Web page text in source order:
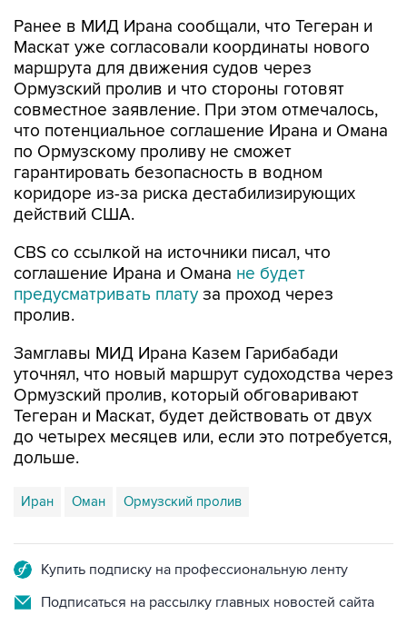
Ранее в МИД Ирана сообщали, что Тегеран и
Маскат уже согласовали координаты нового
маршрута для движения судов через
Ормузский пролив и что стороны готовят
совместное заявление. При этом отмечалось,
что потенциальное соглашение Ирана и Омана
по Ормузскому проливу не сможет
гарантировать безопасность в водном
коридоре из-за риска дестабилизирующих
действий США.
CBS со ссылкой на источники писал, что
соглашение Ирана и Омана не будет
предусматривать плату за проход через
пролив.
Замглавы МИД Ирана Казем Гарибабади
уточнял, что новый маршрут судоходства через
Ормузский пролив, который обговаривают
Тегеран и Маскат, будет действовать от двух
до четырех месяцев или, если это потребуется,
дольше.
Иран Оман Ормузский пролив
Купить подписку на профессиональную ленту
Подписаться на рассылку главных новостей сайта